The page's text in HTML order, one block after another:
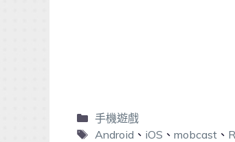
手機遊戲
Android 、 iOS 、 mobcast、